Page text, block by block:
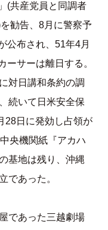
(共産党員と同調者
勧告、8月に警察予
公布され、51年4月
ーサーは離日する。
対日講和条約の調
続いて日米安全保
28日に発効し占領が
央機関紙『アカハ
基地は残り、沖縄
であった。
であった三越劇場